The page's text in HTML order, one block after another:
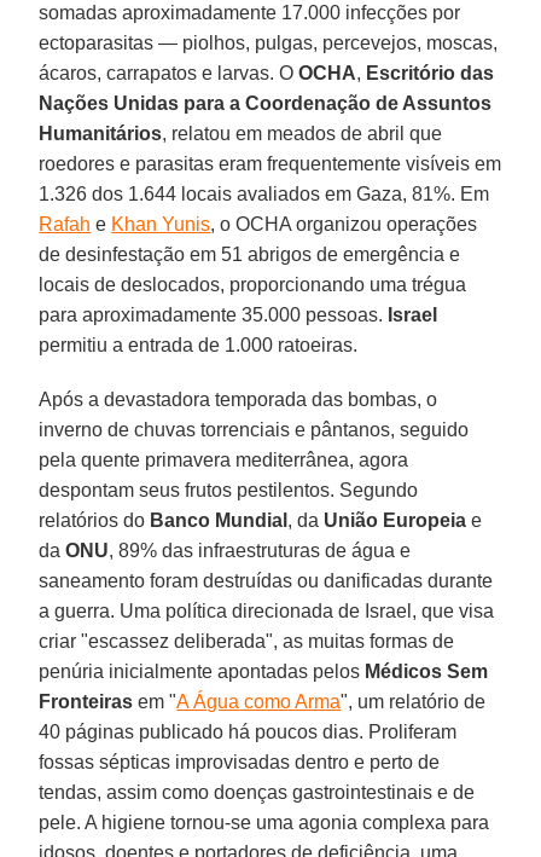
somadas aproximadamente 17.000 infecções por
ectoparasitas — piolhos, pulgas, percevejos, moscas,
ácaros, carrapatos e larvas. OOCHA, Escritório das
Nações Unidas para a Coordenação de Assuntos
Humanitários, relatou em meados de abril que
roedores e parasitas eram frequentemente visíveis em
1.326 dos 1.644 locais avaliados em Gaza, 81%. Em
Rafah e Khan Yunis, o OCHA organizou operações
de desinfestação em 51 abrigos de emergência e
locais de deslocados, proporcionando uma trégua
para aproximadamente 35.000 pessoas. Israel
permitiu a entrada de 1.000 ratoeiras.
Após a devastadora temporada das bombas, o
inverno de chuvas torrenciais e pântanos, seguido
pela quente primavera mediterrânea, agora
despontam seus frutos pestilentos. Segundo
relatórios do Banco Mundial , da União Europeia e
daONU, 89% das infraestruturas de água e
saneamento foram destruídas ou danificadas durante
a guerra. Uma política direcionada de Israel, que visa
criar "escassez deliberada", as muitas formas de
penúria inicialmente apontadas pelos Médicos Sem
Fronteiras em "A Água como Arma", um relatório de
40 páginas publicado há poucos dias. Proliferam
fossas sépticas improvisadas dentro e perto de
tendas, assim como doenças gastrointestinais e de
pele. A higiene tornou-se uma agonia complexa para
idosos, doentes e portadores de deficiência, uma